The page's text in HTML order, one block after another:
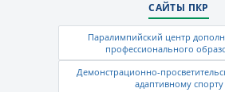
САЙТЫ ПКР
Паралимпийский центр
профессионального
Демонстрационно-
адаптивному спорту